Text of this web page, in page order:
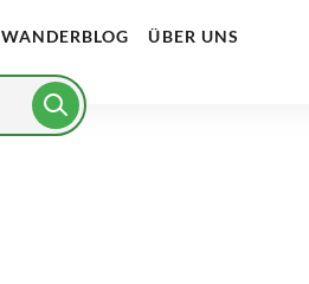
WANDERBLOG ÜBER UNS